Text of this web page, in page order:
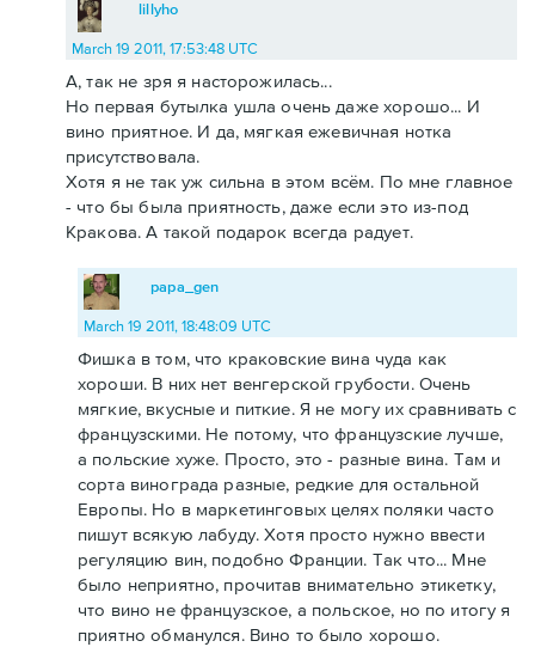
lillyho
March 19 2011, 17:53:48 UTC
А, так не зря я насторожилась...
Но первая бутылка ушла очень даже хорошо... И
вино приятное. И да, мягкая ежевичная нотка
присутствовала.
Хотя я не так уж сильна в этом всём. По мне главное
- что бы была приятность, даже если это из-под
Кракова. А такой подарок всегда радует.
papa_gen
March 19 2011, 18:48:09 UTC
Фишка в том, что краковские вина чуда как
хороши. В них нет венгерской грубости. Очень
мягкие, вкусные и питкие. Я не могу их сравнивать с
французскими. Не потому, что французские лучше,
а польские хуже. Просто, это - разные вина. Там и
сорта винограда разные, редкие для остальной
Европы. Но в маркетинговых целях поляки часто
пишут всякую лабуду. Хотя просто нужно ввести
регуляцию вин, подобно Франции. Так что... Мне
было неприятно, прочитав внимательно этикетку,
что вино не французское, а польское, но по итогу я
приятно обманулся. Вино то было хорошо.